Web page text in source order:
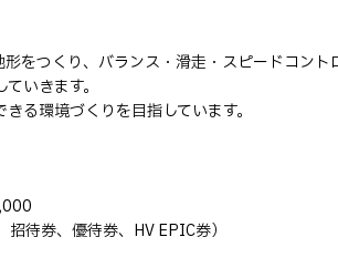
をつくり、バランス・滑走・スピードコント
いきます。
る環境づくりを目指しています。
待券、優待券、HV EPIC券）